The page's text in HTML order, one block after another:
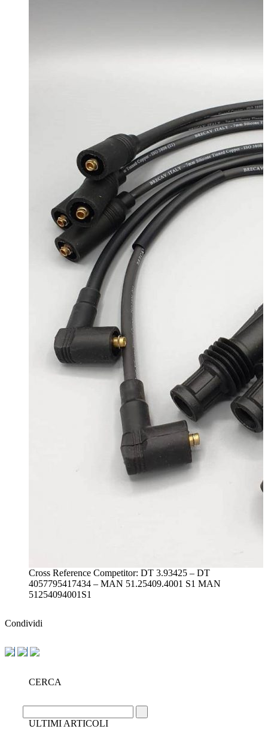
Cross Reference Competitor: DT 3.93425 – DT
4057795417434 – MAN 51.25409.4001 S1 MAN
51254094001S1
Condividi
CERCA
ULTIMI ARTICOLI